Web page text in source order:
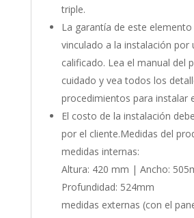
triple.
La garantía de este elemento
vinculado a la instalación por
calificado. Lea el manual del
cuidado y vea todos los
procedimientos para instalar
El costo de la instalación
por el cliente.Medidas del
medidas internas:
Altura: 420 mm | Ancho:
Profundidad: 524mm
medidas externas (con el